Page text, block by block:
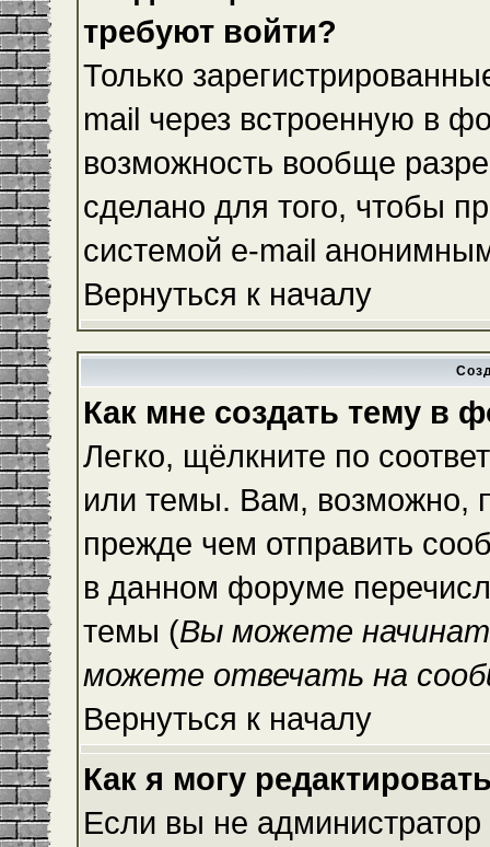
требуют войти?
Только
mail через встроенную в
возможность вообще
сделано для того, чтобы
системой e-mail
Вернуться к началу
Как мне создать тему в
Легко, щёлкните по
или темы. Вам, возможно,
прежде чем отправить
в данном форуме
темы (Вы можете
можете отвечать на
Вернуться к началу
Как я могу
Если вы не